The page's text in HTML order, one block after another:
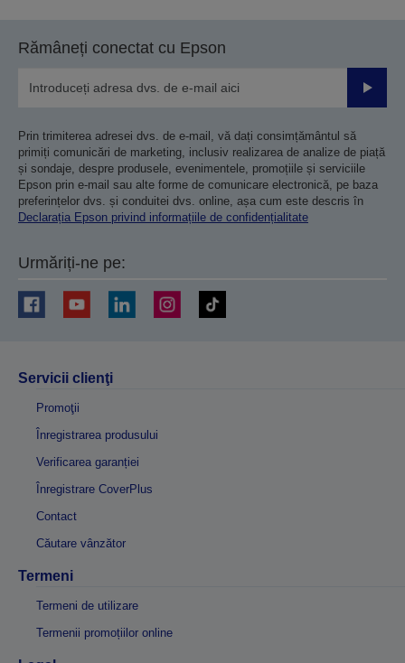
Rămâneți conectat cu Epson
Prin trimiterea adresei dvs. de e-mail, vă dați consimțământul să
primiți comunicări de marketing, inclusiv realizarea de analize de piață
și sondaje, despre produsele, evenimentele, promoțiile și serviciile
Epson prin e-mail sau alte forme de comunicare electronică, pe baza
preferințelor dvs. și conduitei dvs. online, așa cum este descris în
Declarația Epson privind informațiile de confidențialitate
Urmăriți-ne pe:
Servicii clienţi
Promoţii
Înregistrarea produsului
Verificarea garanției
Înregistrare CoverPlus
Contact
Căutare vânzător
Termeni
Termeni de utilizare
Termenii promoțiilor online